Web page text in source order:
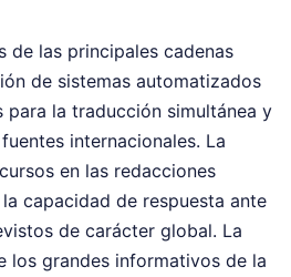
de las principales cadenas
de sistemas automatizados
para la traducción simultánea y
internacionales. La
en las redacciones
capacidad de respuesta ante
de carácter global. La
los grandes informativos de la